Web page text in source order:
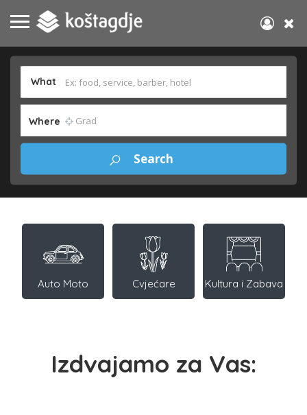
What
Where
Auto Moto Cvjećare Kultura i Zabava
Izdvajamo za Vas: